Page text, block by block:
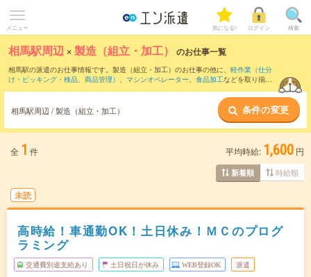
メニュー 気になる! ログイン 検索
相馬駅周辺 ×製造（組立・加工） のお仕事一覧
相馬駅の派遣のお仕事情報です。製造（組立・加工）のお仕事の他に、 軽作業（仕分
け・ピッキング・検品、商品管理） 、 マシンオペレーター、 食品加工などを取り揃え
製造（組立・加工）のお仕事とは？とは？
相馬駅周辺 / 製造（組立・加工） 条件の変更
全 1 件 平均時給: 1,600 円
新着順 時給順
未読
高時給！車通勤OK！土日休み！ＭＣのプログ
ラミング
交通費別途支給あり 土日祝日が休み WEB登録OK 派遣